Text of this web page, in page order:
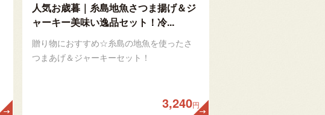
人気お歳暮｜糸島地魚さつま揚げ＆ジ
ャーキー美味い逸品セット！冷...
贈り物におすすめ☆糸島の地魚を使ったさ
つまあげ＆ジャーキーセット！
3,240円